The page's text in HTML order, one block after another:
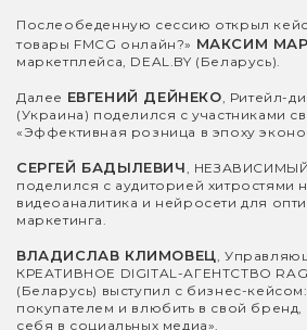
Послеобеденную сессию открыл
товары FMCG онлайн?» МАКСИМ
маркетплейса, DEAL.BY (Беларусь).
Далее ЕВГЕНИЙ ДЕЙНЕКО, Ритейл-
(Украина) поделился с участниками
«Эффективная розница в эпоху
СЕРГЕЙ БАДЫЛЕВИЧ, НЕЗАВИСИМЫЙ
поделился с аудиторией хитростями
видеоаналитика и нейросети для
маркетинга.
ВЛАДИСЛАВ КЛИМОВЕЦ,
КРЕАТИВНОЕ DIGITAL-АГЕНТСТВО
(Беларусь) выступил с бизнес-
покупателем и влюбить в свой бренд,
себя в социальных медиа».